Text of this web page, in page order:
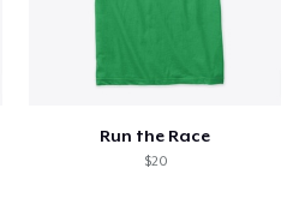
Run the Race
$20